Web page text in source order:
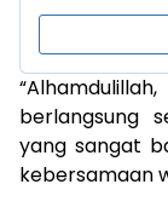
berlangsung
yang sangat
kebersamaan